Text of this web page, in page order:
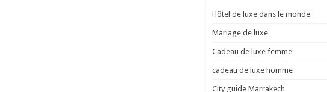
Hôtel de luxe dans le monde
Mariage de luxe
Cadeau de luxe femme
cadeau de luxe homme
City guide Marrakech